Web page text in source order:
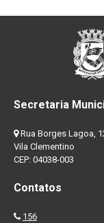
Secretaria
Rua Borges Lagoa,
Vila Clementino
CEP: 04038-003
Contatos
156